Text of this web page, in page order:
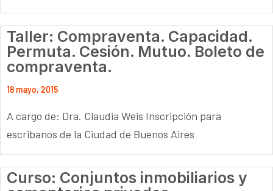
Taller: Compraventa. Capacidad.
Permuta. Cesión. Mutuo. Boleto de
compraventa.
18 mayo, 2015
A cargo de: Dra. Claudia Weis Inscripción para
escribanos de la Ciudad de Buenos Aires
Curso: Conjuntos inmobiliarios y